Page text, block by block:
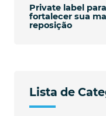
Private label
fortalecer sua
reposição
Lista de